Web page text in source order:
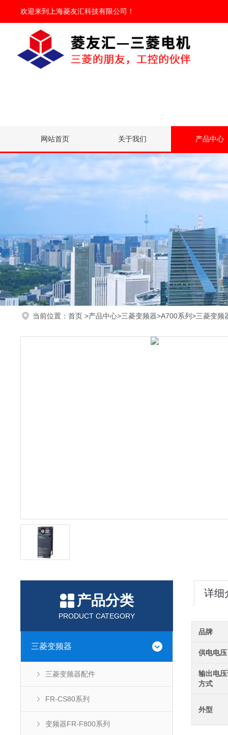
欢迎来到 上海菱友汇科技有限公司 ！
网站首页 关于我们 产品中心
当前位置： 首页 >产品中心>三菱变频器>A700系列>三菱变频
产品分类
PRODUCT CATEGORY
三菱变频器
三菱变频器配件
FR-CS80系列
变频器FR-F800系列
详细
品牌
供电电压
输出电
方式
外型